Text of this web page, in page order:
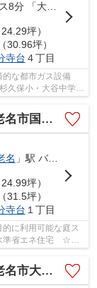
民館（神奈川県）」 停歩11分
坪）
30.96坪）
寺台 ４丁目
的な都市ガス設備
保小・大谷中学
て 2号棟 全2棟
名 」駅 バス6分 「国分寺台第４」 停歩1分
坪）
31.5坪）
寺台 １丁目
に利用可能な庭ス
準省エネ住宅 ☆耐
新築一戸建て